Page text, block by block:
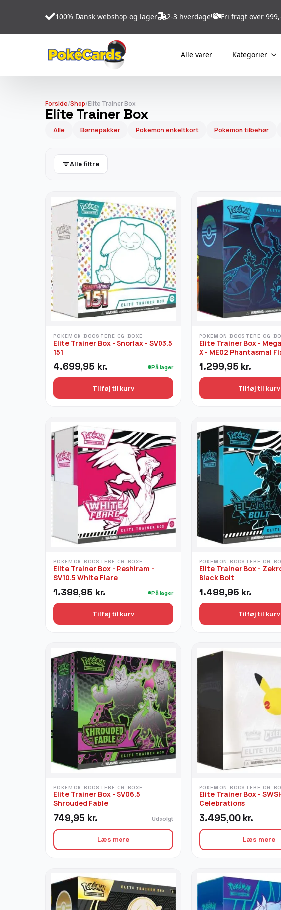
100% Dansk webshop og lager 2-3 hverdage Fri fragt over 999,-
Alle varer Kategorier
Forside/Shop/Elite Trainer Box
Elite Trainer Box
Alle Børnepakker Pokemon enkeltkort Pokemon tilbehør
Alle filtre
POKEMON BOOSTERE OG BOXE
Elite Trainer Box - Snorlax - SV03.5
151
4.699,95 kr. På lager
Tilføj til kurv
POKEMON BOOSTERE OG
Elite Trainer Box -
X - ME02 Phantasmal
1.299,95 kr.
Tilføj til kurv
POKEMON BOOSTERE OG BOXE
Elite Trainer Box - Reshiram -
SV10.5 White Flare
1.399,95 kr. På lager
Tilføj til kurv
POKEMON BOOSTERE OG
Elite Trainer Box -
Black Bolt
1.499,95 kr.
Tilføj til kurv
POKEMON BOOSTERE OG BOXE
Elite Trainer Box - SV06.5
Shrouded Fable
749,95 kr. Udsolgt
Læs mere
POKEMON BOOSTERE OG
Elite Trainer Box -
Celebrations
3.495,00 kr.
Læs mere